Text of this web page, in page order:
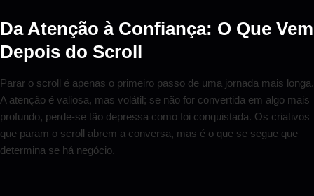
Da Atenção à Confiança: O Que Vem
Depois do Scroll
Parar o scroll é apenas o primeiro passo de uma jornada mais longa.
A atenção é valiosa, mas volátil; se não for convertida em algo mais
profundo, perde-se tão depressa como foi conquistada. Os criativos
que param o scroll abrem a conversa, mas é o que se segue que
determina se há negócio.